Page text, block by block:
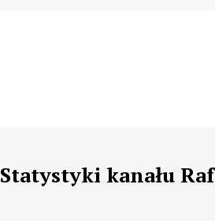
Statystyki kanału